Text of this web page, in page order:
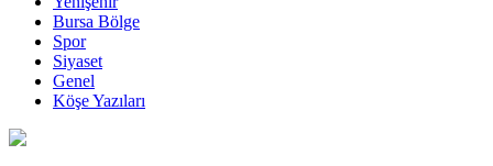
Bursa Bölge
Spor
Siyaset
Genel
Köşe Yazıları